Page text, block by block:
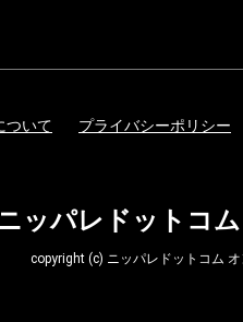
ついて プライバシーポリシー
ッパレドットコ
copyright (c) ニッパレドットコム